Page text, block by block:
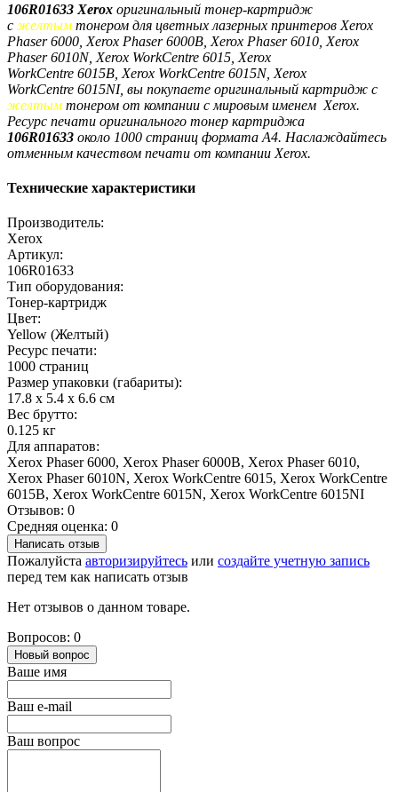
106R01633 Xerоx оригинальный тонер-картридж
с желтым тонером для цветных лазерных принтеров Xerox
Phaser 6000, Xerox Phaser6000B, Xerox Phaser6010, Xerox
Phaser6010N, Xerox WorkCentre 6015, Xerox
WorkCentre 6015B, Xerox WorkCentre 6015N, Xerox
WorkCentre 6015NI, вы покупаете оригинальный картридж с
желтым тонером от компании с мировым именем Xerox.
Ресурс печати оригинального тонер картриджа
106R01633 около 1000 страниц формата A4. Наслаждайтесь
отменным качеством печати от компании Xerox.
Технические характеристики
Производитель:
Xerox
Артикул:
106R01633
Тип оборудования:
Тонер-картридж
Цвет:
Yellow (Желтый)
Ресурс печати:
1000 страниц
Размер упаковки (габариты):
17.8 x 5.4 x 6.6 см
Вес брутто:
0.125 кг
Для аппаратов:
Xerox Phaser 6000, Xerox Phaser 6000B, Xerox Phaser 6010,
Xerox Phaser 6010N, Xerox WorkCentre 6015, Xerox WorkCentre
6015B, Xerox WorkCentre 6015N, Xerox WorkCentre 6015NI
Отзывов: 0
Средняя оценка: 0
Написать отзыв
Пожалуйста авторизируйтесь или создайте учетную запись
перед тем как написать отзыв
Нет отзывов о данном товаре.
Вопросов: 0
Новый вопрос
Ваше имя
Ваш e-mail
Ваш вопрос